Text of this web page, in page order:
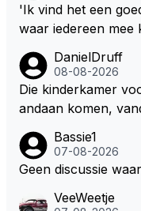
'Ik vind het een
waar iedereen mee kan
ten zelfs zijn
DanielDruff
08-08-2026
Die kinderkamer
andaan komen,
Monaco. Naar
en euro voor af mogen tikken.
ddelpers en de RTL
Bassie1
07-08-2026
Geen discussie
VeeWeetje